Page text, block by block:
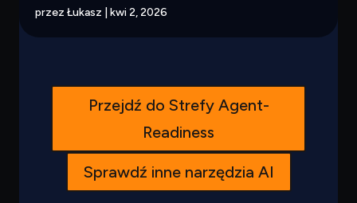
przez Łukasz kwi 2, 2026
Przejdź do Strefy Agent-
Readiness
Sprawdź inne narzędzia AI